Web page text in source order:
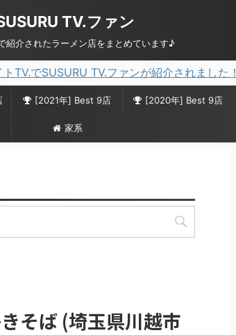
TV.ファン
紹介されたラーメン店をまとめています♪
TV.でSUSURU TV.ファンが紹介されました！
[2021年] Best 9店 [2020年] Best 9店
家系
そば (埼玉県川越市